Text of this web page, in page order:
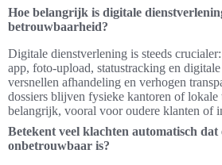
Hoe belangrijk is digitale
betrouwbaarheid?
Digitale dienstverlening is steeds
app, foto-upload, statustracking en
versnellen afhandeling en verhogen
dossiers blijven fysieke kantoren of lokale
belangrijk, vooral voor oudere klanten of
Betekent veel klachten automatisch dat
onbetrouwbaar is?